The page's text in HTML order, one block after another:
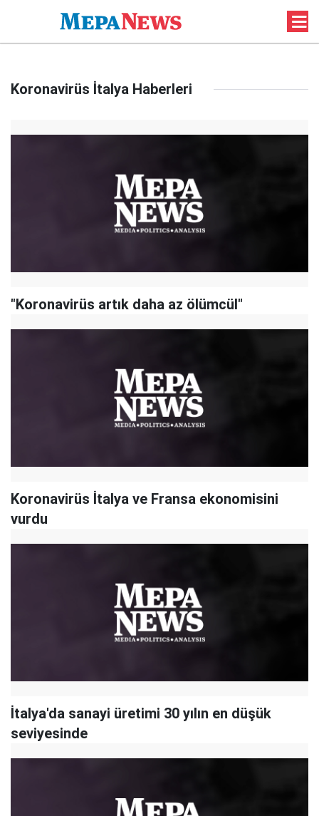
Koronavirüs İtalya Haberleri
"Koronavirüs artık daha az ölümcül"
Koronavirüs İtalya ve Fransa ekonomisini
vurdu
İtalya'da sanayi üretimi 30 yılın en düşük
seviyesinde